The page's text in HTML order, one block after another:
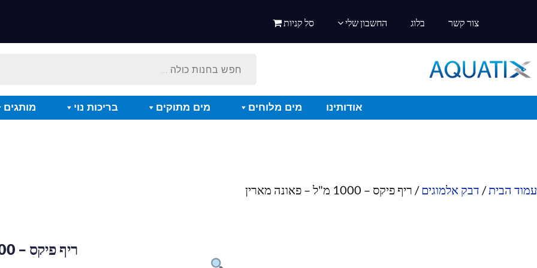
צור קשר בלוג החשבון שלי סל קניות
אודותינו מים מלוחים מים מתוקים בריכות נוי מותגים
עמוד הבית/ דבק אלמוגים/ ריף פיקס – 1000 מ"ל – פאונה מארין
ריף פיקס – 1000 מ"ל – פאונה מארין